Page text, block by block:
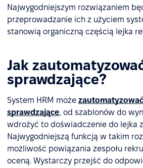
Najwygodniejszym rozwiązaniem
przeprowadzanie ich z użyciem
stanowią organiczną częścią lejka
Jak
sprawdzające?
System HRM może
sprawdzające, od szablonów do
wdrożyć to doświadczenie do lejka
Najwygodniejszą funkcją w takim
możliwość powiązania zespołu
oceną. Wystarczy przejść do